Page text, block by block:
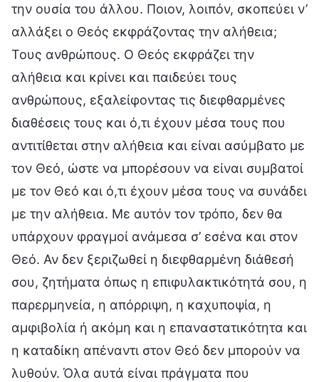
την ουσία του άλλου. Ποιον, λοιπόν, σκοπεύει ν’
αλλάξει ο Θεός εκφράζοντας την αλήθεια;
Τους ανθρώπους. Ο Θεός εκφράζει την
αλήθεια και κρίνει και παιδεύει τους
ανθρώπους, εξαλείφοντας τις διεφθαρμένες
διαθέσεις τους και ό,τι έχουν μέσα τους που
αντιτίθεται στην αλήθεια και είναι ασύμβατο με
τον Θεό, ώστε να μπορέσουν να είναι συμβατοί
με τον Θεό και ό,τι έχουν μέσα τους να συνάδει
με την αλήθεια. Με αυτόν τον τρόπο, δεν θα
υπάρχουν φραγμοί ανάμεσα σ’ εσένα και στον
Θεό. Αν δεν ξεριζωθεί η διεφθαρμένη διάθεσή
σου, ζητήματα όπως η επιφυλακτικότητά σου, η
παρερμηνεία, η απόρριψη, η καχυποψία, η
αμφιβολία ή ακόμη και η επαναστατικότητα και
η καταδίκη απέναντι στον Θεό δεν μπορούν να
λυθούν. Όλα αυτά είναι πράγματα που